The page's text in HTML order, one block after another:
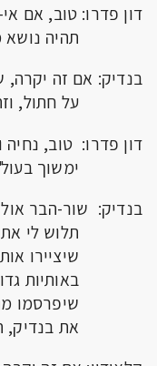
דון פדרו: טוב, אם
תהיה נושא
בנדיק: אם זה יקרה,
על חתול,
דון פדרו: טוב,
ימשוך
בנדיק: שור-הבר
תלוש לי
שיציירו
באותיות
שיפרסמו
את בנדיק,